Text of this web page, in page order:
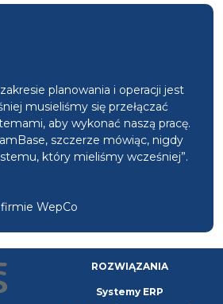
planowania i operacji jest
musieliśmy się przełączać
aby wykonać naszą pracę.
szczerze mówiąc, nigdy
który mieliśmy wcześniej”.
WepCo
ROZWIĄZANIA
Systemy ERP